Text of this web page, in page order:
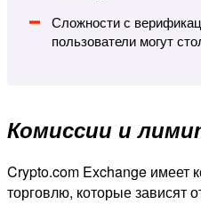
Сложности с
пользователи могут
Комиссии и
Crypto.com Exchange имеет
торговлю, которые зависят